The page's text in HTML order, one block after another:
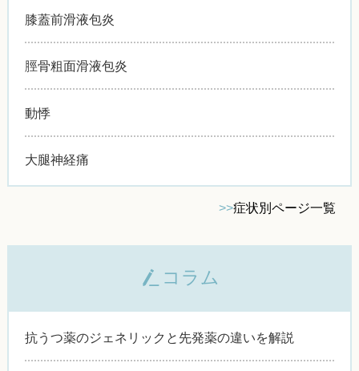
膝蓋前滑液包炎
脛骨粗面滑液包炎
動悸
大腿神経痛
>>症状別ページ一覧
コラム
抗うつ薬のジェネリックと先発薬の違いを解説